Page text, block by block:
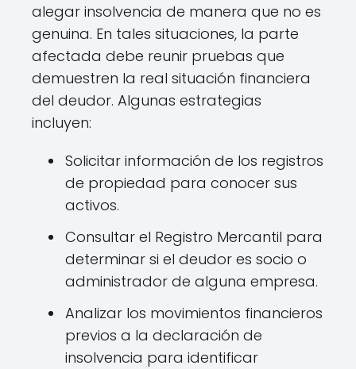
alegar insolvencia de manera que no es
genuina. En tales situaciones, la parte
afectada debe reunir pruebas que
demuestren la real situación financiera
del deudor. Algunas estrategias
incluyen:
Solicitar información de los registros
de propiedad para conocer sus
activos.
Consultar el Registro Mercantil para
determinar si el deudor es socio o
administrador de alguna empresa.
Analizar los movimientos financieros
previos a la declaración de
insolvencia para identificar